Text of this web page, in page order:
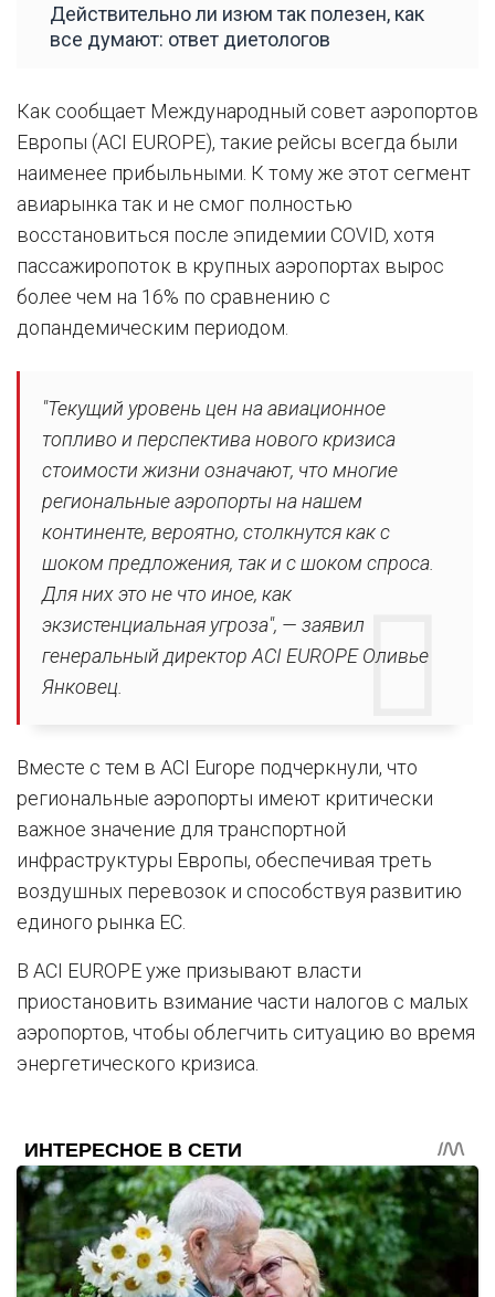
Действительно ли изюм так полезен, как
все думают: ответ диетологов
Как сообщает Международный совет аэропортов
Европы (ACI EUROPE), такие рейсы всегда были
наименее прибыльными. К тому же этот сегмент
авиарынка так и не смог полностью
восстановиться после эпидемии COVID, хотя
пассажиропоток в крупных аэропортах вырос
более чем на 16% по сравнению с
допандемическим периодом.
"Текущий уровень цен на авиационное
топливо и перспектива нового кризиса
стоимости жизни означают, что многие
региональные аэропорты на нашем
континенте, вероятно, столкнутся как с
шоком предложения, так и с шоком спроса.
Для них это не что иное, как
экзистенциальная угроза", — заявил
генеральный директор ACI EUROPE Оливье
Янковец.
Вместе с тем в ACI Europe подчеркнули, что
региональные аэропорты имеют критически
важное значение для транспортной
инфраструктуры Европы, обеспечивая треть
воздушных перевозок и способствуя развитию
единого рынка ЕС.
В ACI EUROPE уже призывают власти
приостановить взимание части налогов с малых
аэропортов, чтобы облегчить ситуацию во время
энергетического кризиса.